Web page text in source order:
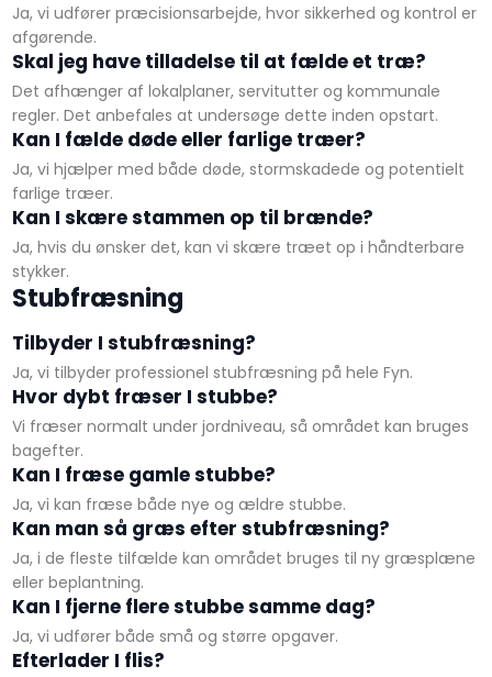
Ja, vi udfører præcisionsarbejde, hvor sikkerhed og kontrol er
afgørende.
Skal jeg have tilladelse til at fælde et træ?
Det afhænger af lokalplaner, servitutter og kommunale
regler. Det anbefales at undersøge dette inden opstart.
Kan I fælde døde eller farlige træer?
Ja, vi hjælper med både døde, stormskadede og potentielt
farlige træer.
Kan I skære stammen op til brænde?
Ja, hvis du ønsker det, kan vi skære træet op i håndterbare
stykker.
​Stubfræsning
Tilbyder I stubfræsning?
Ja, vi tilbyder professionel stubfræsning på hele Fyn.
Hvor dybt fræser I stubbe?
Vi fræser normalt under jordniveau, så området kan bruges
bagefter.
Kan I fræse gamle stubbe?
Ja, vi kan fræse både nye og ældre stubbe.
Kan man så græs efter stubfræsning?
Ja, i de fleste tilfælde kan området bruges til ny græsplæne
eller beplantning.
Kan I fjerne flere stubbe samme dag?
Ja, vi udfører både små og større opgaver.
Efterlader I flis?